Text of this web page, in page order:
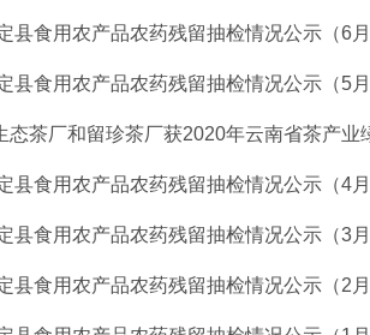
县食用农产品农药残留抽检情况公示（6月
县食用农产品农药残留抽检情况公示（5月
态茶厂和留珍茶厂获2020年云南省茶产业
县食用农产品农药残留抽检情况公示（4月
县食用农产品农药残留抽检情况公示（3月
县食用农产品农药残留抽检情况公示（2月